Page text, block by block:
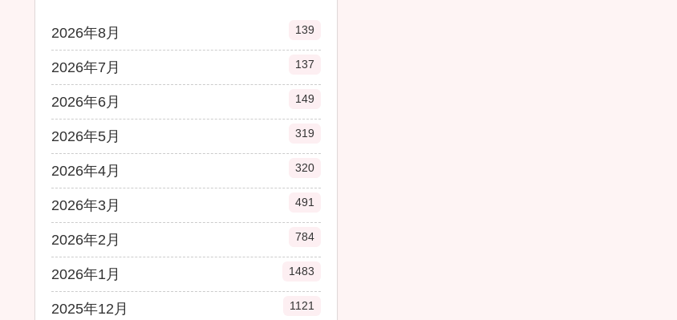
2026年8月 139
2026年7月 137
2026年6月 149
2026年5月 319
2026年4月 320
2026年3月 491
2026年2月 784
2026年1月 1483
2025年12月 1121